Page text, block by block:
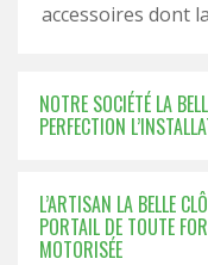
accessoires dont
NOTRE SOCIÉTÉ LA
PERFECTION
L’ARTISAN LA BELLE
PORTAIL DE TOUTE
MOTORISÉE